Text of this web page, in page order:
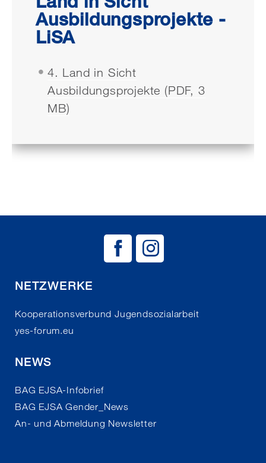
Ausbildungsprojekte -
LiSA
4. Land in Sicht
Ausbildungsprojekte (PDF, 3
MB)
NETZWERKE
Kooperationsverbund Jugendsozialarbeit
yes-forum.eu
NEWS
BAG EJSA-Infobrief
BAG EJSA Gender_News
An- und Abmeldung Newsletter
BAG EJSA